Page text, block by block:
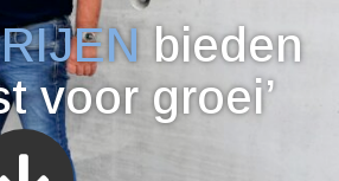
bieden
voor groei’